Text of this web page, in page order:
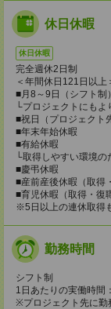
休日休暇
休日休暇
完全週休2日制
＜年間休日121日以上
■月8～9日（シフト制）
└プロジェクトにもよ
■祝日（プロジェクト
■年末年始休暇
■有給休暇
└取得しやすい環境の
■慶弔休暇
■産前産後休暇（取得
■育児休暇（取得・復
※5日以上の連休取得
勤務時間
シフト制
1日あたりの実働時間
※プロジェクト先に勤